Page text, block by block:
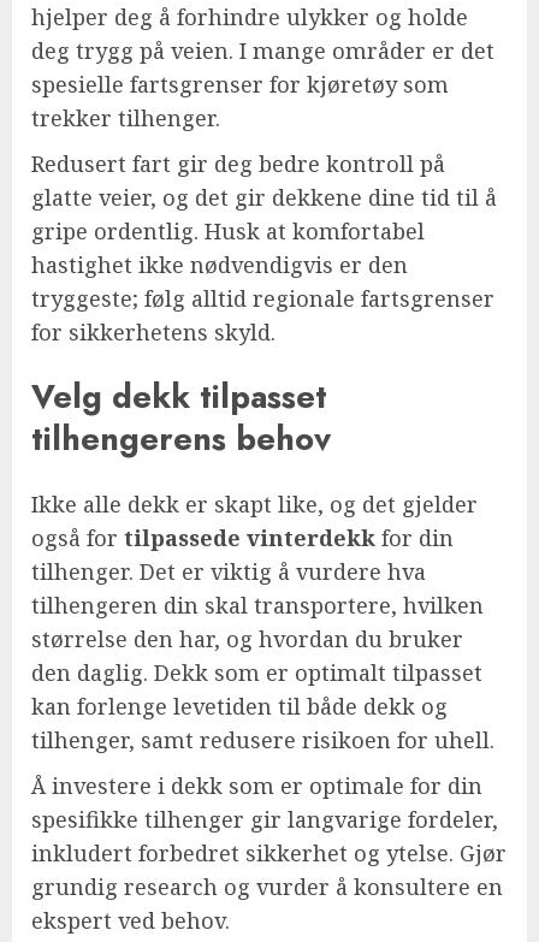
hjelper deg å forhindre ulykker og holde
deg trygg på veien. I mange områder er det
spesielle fartsgrenser for kjøretøy som
trekker tilhenger.
Redusert fart gir deg bedre kontroll på
glatte veier, og det gir dekkene dine tid til å
gripe ordentlig. Husk at komfortabel
hastighet ikke nødvendigvis er den
tryggeste; følg alltid regionale fartsgrenser
for sikkerhetens skyld.
Velg dekk tilpasset
tilhengerens behov
Ikke alle dekk er skapt like, og det gjelder
også for tilpassede vinterdekk for din
tilhenger. Det er viktig å vurdere hva
tilhengeren din skal transportere, hvilken
størrelse den har, og hvordan du bruker
den daglig. Dekk som er optimalt tilpasset
kan forlenge levetiden til både dekk og
tilhenger, samt redusere risikoen for uhell.
Å investere i dekk som er optimale for din
spesifikke tilhenger gir langvarige fordeler,
inkludert forbedret sikkerhet og ytelse. Gjør
grundig research og vurder å konsultere en
ekspert ved behov.